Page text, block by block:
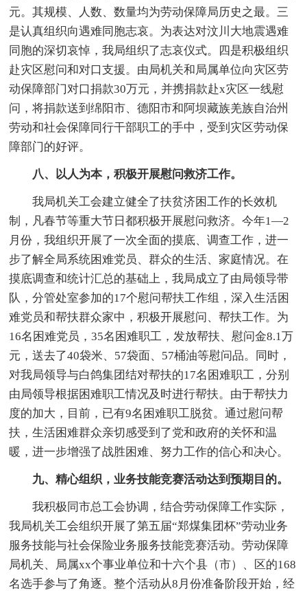
元。其规模、人数、数量均为劳动保障局历史之最。三
是认真组织向遇难同胞志哀。为表达对汶川大地震遇难
同胞的深切哀悼，我局组织了志哀仪式。四是积极组织
赴灾区慰问和对口支援。由局机关和局属单位向灾区劳
动保障部门对口捐款30万元，并携捐款赴x灾区一线慰
问，将捐款送到绵阳市、德阳市和阿坝藏族羌族自治州
劳动和社会保障同行干部职工的手中，受到灾区劳动保
障部门的好评。
八、以人为本，积极开展慰问救济工作。
我局机关工会建立健全了扶贫济困工作的长效机
制，凡春节等重大节日都积极开展慰问救济。今年1—2
月份，我组织开展了一次全面的摸底、调查工作，进一
步了解全局系统困难党员、群众的生活、家庭情况。在
摸底调查和统计汇总的基础上，我局成立了由局领导带
队，分管处室参加的17个慰问帮扶工作组，深入生活困
难党员和帮扶群众家中，积极开展慰问、帮扶工作。为
16名困难党员，35名困难职工，发放帮扶、慰问金8.1万
元，送去了40袋米、57袋面、57桶油等慰问品。同时，
对我局领导与白鸽集团结对帮扶的17名困难职工，分别
由局领导根据困难职工情况及时进行帮扶。由于帮扶力
度的加大，目前，已有9名困难职工脱贫。通过慰问帮
扶，生活困难群众亲切感受到了党和政府的关怀和温
暖，进一步增强了战胜困难、努力工作的信心和决心。
九、精心组织，业务技能竞赛活动达到预期目的。
我积极同市总工会协调，结合劳动保障工作实际，
我局机关工会组织开展了第五届“郑煤集团杯”劳动业务
服务技能与社会保险业务服务技能竞赛活动。劳动保障
局机关、局属xx个事业单位和十六个县（市）、区的168
名选手参与了角逐。整个活动从8月份准备阶段开始，经